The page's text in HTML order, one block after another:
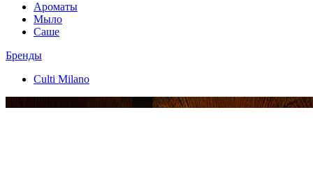
Ароматы
Мыло
Саше
Бренды
Culti Milano